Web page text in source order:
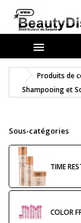

Produits de
Shampooing et
Sous-catégories
TIME
COLOR